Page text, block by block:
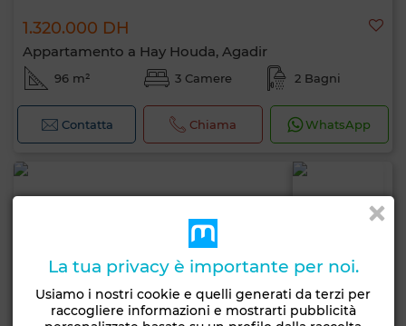
1.320.000 DH
Appartamento a Hay Houda, Agadir
96 m² 3 Camere 2 Bagni
Contatta Chiama WhatsApp
La tua privacy è importante per noi.
Usiamo i nostri cookie e quelli generati da terzi per
raccogliere informazioni e mostrarti pubblicità